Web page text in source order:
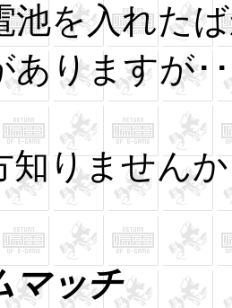
池を入れた
ありますが･
知りません
マッチ